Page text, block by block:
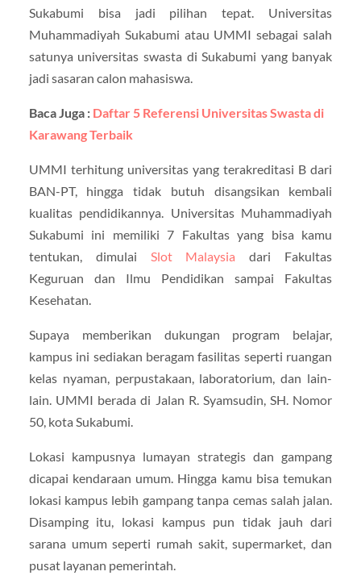
Sukabumi bisa jadi pilihan tepat. Universitas
Muhammadiyah Sukabumi atau UMMI sebagai salah
satunya universitas swasta di Sukabumi yang banyak
jadi sasaran calon mahasiswa.
Baca Juga : Daftar 5 Referensi Universitas Swasta di
Karawang Terbaik
UMMI terhitung universitas yang terakreditasi B dari
BAN-PT, hingga tidak butuh disangsikan kembali
kualitas pendidikannya. Universitas Muhammadiyah
Sukabumi ini memiliki 7 Fakultas yang bisa kamu
tentukan, dimulai Slot Malaysia dari Fakultas
Keguruan dan Ilmu Pendidikan sampai Fakultas
Kesehatan.
Supaya memberikan dukungan program belajar,
kampus ini sediakan beragam fasilitas seperti ruangan
kelas nyaman, perpustakaan, laboratorium, dan lain-
lain. UMMI berada di Jalan R. Syamsudin, SH. Nomor
50, kota Sukabumi.
Lokasi kampusnya lumayan strategis dan gampang
dicapai kendaraan umum. Hingga kamu bisa temukan
lokasi kampus lebih gampang tanpa cemas salah jalan.
Disamping itu, lokasi kampus pun tidak jauh dari
sarana umum seperti rumah sakit, supermarket, dan
pusat layanan pemerintah.